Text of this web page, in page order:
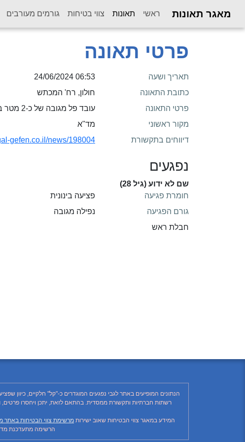
מאגר תאונות ראשי תאונות
(current) צווי בטיחות גורמים מעורבים
פרטי תאונה
תאריך ושעה
06:53 24/06/2024
כתובת התאונה
חולון, רח' המכתש
פרטי התאונה
עובד פל מגובה של כ-2 מטר במהלך עבודתו
מקור ראשוני
מד"א
דיווחים בתקשורת
gefen.co.il/news/198004
נפגעים
שם לא ידוע (גיל 28)
חומרת פגיעה
פציעה בינונית
גורם הפגיעה
נפילה מגובה
חבלת ראש
הנתונים המופיעים באתר לגבי נפגעים המוגדרים כ-"קל" חלקיים, כיוון
המידע במאגר צווי הבטיחות שאוב ישירות מרשימת צווי הבטיחות באתר
הרשימה מתעדכנת